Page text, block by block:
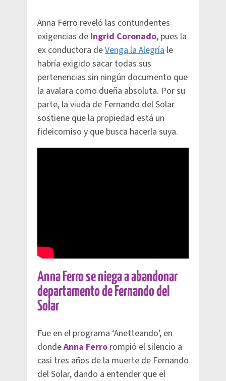
Anna Ferro reveló las contundentes
exigencias de Ingrid Coronado, pues la
ex conductora deVenga la Alegría le
habría exigido sacar todas sus
pertenencias sin ningún documento que
la avalara como dueña absoluta. Por su
parte, la viuda de Fernando del Solar
sostiene que la propiedad está un
fideicomiso y que busca hacerla suya.
Anna Ferro se niega a abandonar
departamento de Fernando del
Solar
Fue en el programa ‘Anetteando’, en
dondeAnna Ferro rompió el silencio a
casi tres años de la muerte de Fernando
del Solar, dando a entender que el